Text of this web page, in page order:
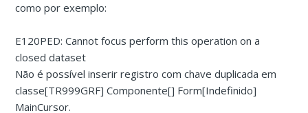
como por exemplo:
E120PED: Cannot focus perform this operation on a
closed dataset
Não é possível inserir registro com chave duplicada em
classe[TR999GRF] Componente[] Form[Indefinido]
MainCursor.